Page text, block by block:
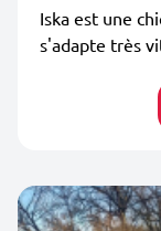
Iska est une
s'adapte très